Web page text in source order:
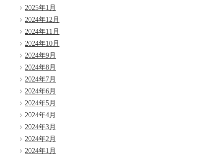
2025年1月
2024年12月
2024年11月
2024年10月
2024年9月
2024年8月
2024年7月
2024年6月
2024年5月
2024年4月
2024年3月
2024年2月
2024年1月